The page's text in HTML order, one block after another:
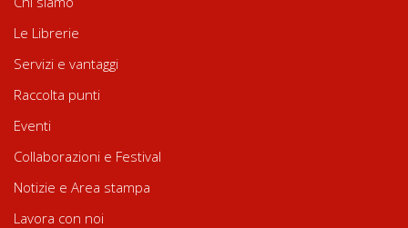
Le Librerie
Servizi e vantaggi
Raccolta punti
Eventi
Collaborazioni e Festival
Notizie e Area stampa
Lavora con noi